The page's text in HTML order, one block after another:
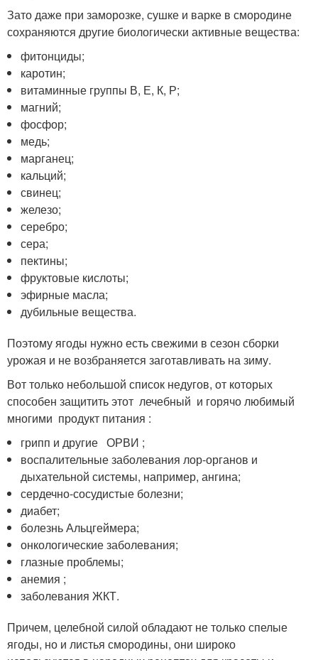
Зато даже при заморозке, сушке и варке в смородине
сохраняются другие биологически активные вещества:
фитонциды;
каротин;
витаминные группы В, Е, К, Р;
магний;
фосфор;
медь;
марганец;
кальций;
свинец;
железо;
серебро;
сера;
пектины;
фруктовые кислоты;
эфирные масла;
дубильные вещества.
Поэтому ягоды нужно есть свежими в сезон сборки
урожая и не возбраняется заготавливать на зиму.
Вот только небольшой список недугов, от которых
способен защитить этот лечебный и горячо любимый
многими продукт питания :
грипп и другие ОРВИ ;
воспалительные заболевания лор-органов и
дыхательной системы, например, ангина;
сердечно-сосудистые болезни;
диабет;
болезнь Альцгеймера;
онкологические заболевания;
глазные проблемы;
анемия ;
заболевания ЖКТ.
Причем, целебной силой обладают не только спелые
ягоды, но и листья смородины, они широко